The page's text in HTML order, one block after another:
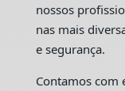
nossos
nas mais
e segurança.
Contamos com